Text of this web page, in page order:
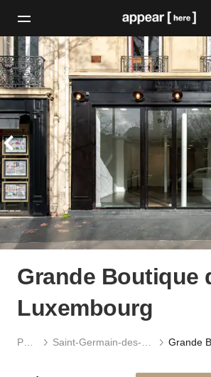
Grande Boutique
Luxembourg